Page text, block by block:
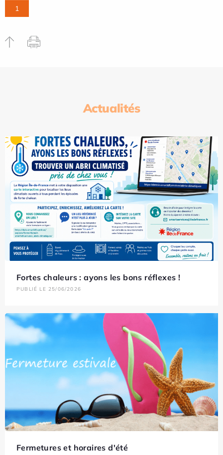
1
Actualités
Fortes chaleurs : ayons les bons réflexes !
PUBLIÉ LE 25/06/2026
Fermetures et horaires d'été